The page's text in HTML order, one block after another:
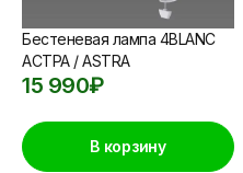
Бестеневая лампа 4BLANC
АСТРА / ASTRA
15 990₽
В корзину